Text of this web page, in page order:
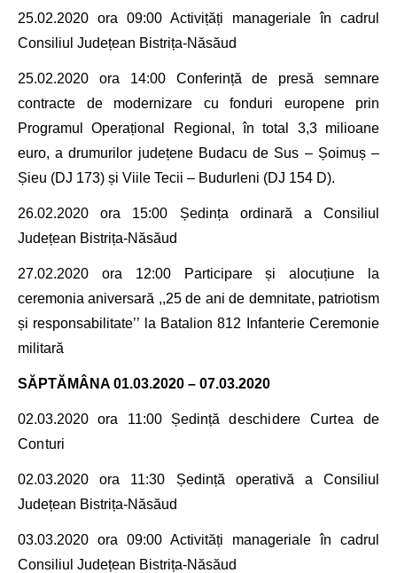
25.02.2020 ora 09:00 Activițăți manageriale în cadrul
Consiliul Județean Bistrița-Năsăud
25.02.2020 ora 14:00 Conferință de presă semnare
contracte de modernizare cu fonduri europene prin
Programul Operațional Regional, în total 3,3 milioane
euro, a drumurilor județene Budacu de Sus – Șoimuș –
Șieu (DJ 173) și Viile Tecii – Budurleni (DJ 154 D).
26.02.2020 ora 15:00 Ședința ordinară aConsiliul
Județean Bistrița-Năsăud
27.02.2020 ora 12:00 Participare și alocuțiune la
ceremonia aniversară ,,25 de anide demnitate, patriotism
și responsabilitate’’ la Batalion 812 Infanterie Ceremonie
militară
SĂPTĂMÂNA 01.03.2020 – 07.03.2020
02.03.2020 ora 11:00 Ședințădeschidere Curtea de
Conturi
02.03.2020 ora 11:30 Ședință operativă a Consiliul
Județean Bistrița-Năsăud
03.03.2020 ora 09:00 Activități manageriale în cadrul
Consiliul Județean Bistrița-Năsăud